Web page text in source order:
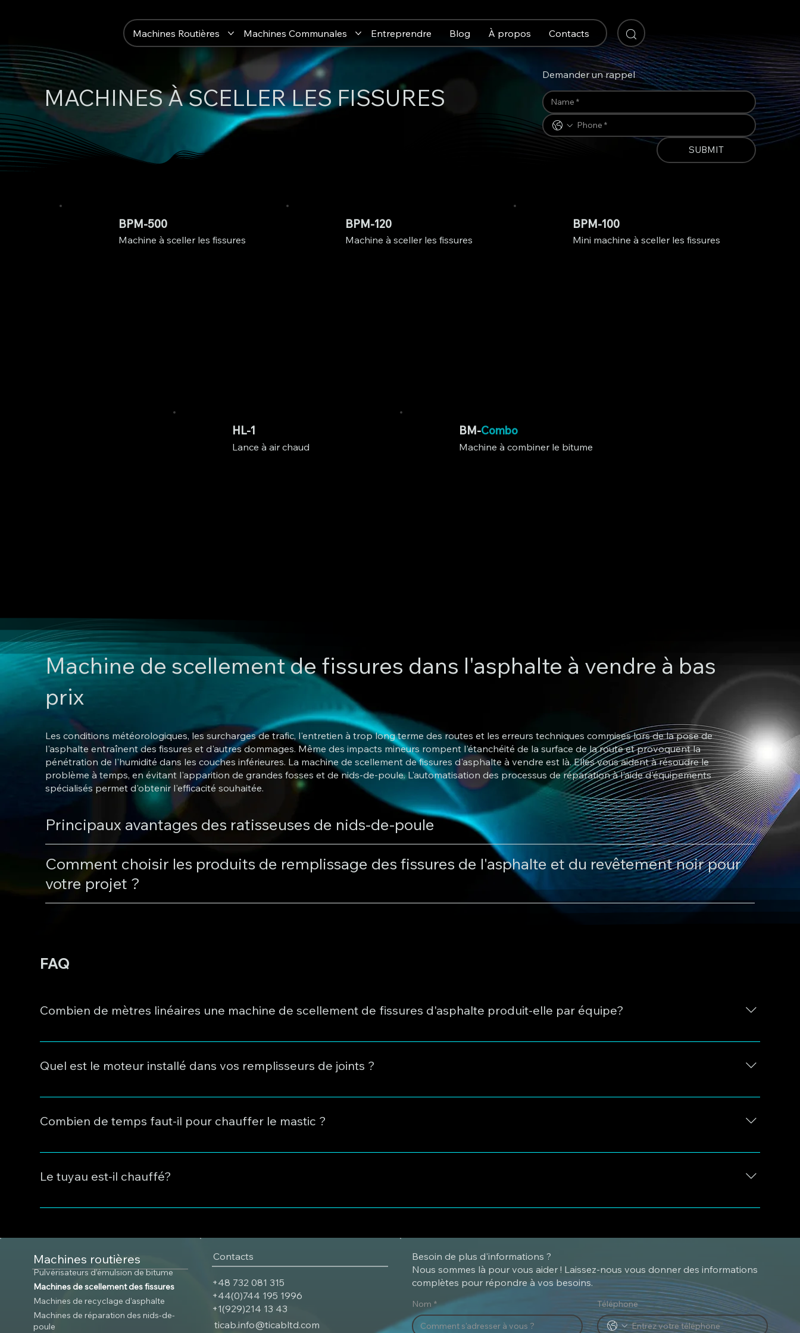
Machines Routières Machines Communales Entreprendre Blog À propos Contacts
Demander un rappel
SUBMIT
MACHINES À SCELLER LES FISSURES
BPM-500
Machine à sceller les fissures
BPM-120
Machine à sceller les fissures
BPM-100
Mini machine à sceller les fissures
HL-1
Lance à air chaud
BM-Combo
Machine à combiner le bitume
Machine de scellement de fissures dans l'asphalte à vendre à bas
prix
Les conditions météorologiques, les surcharges de trafic, l'entretien à trop long terme des routes et les erreurs techniques commises lors de la pose de
l'asphalte entraînent des fissures et d'autres dommages. Même des impacts mineurs rompent l'étanchéité de la surface de la route et provoquent la
pénétration de l'humidité dans les couches inférieures. La machine de scellement de fissures d'asphalte à vendre est là. Elles vous aident à résoudre le
problème à temps, en évitant l'apparition de grandes fosses et de nids-de-poule. L'automatisation des processus de réparation à l'aide d'équipements
spécialisés permet d'obtenir l'efficacité souhaitée.
Principaux avantages des ratisseuses de nids-de-poule
Comment choisir les produits de remplissage des fissures de l'asphalte et du revêtement noir pour
votre projet ?
FAQ
Combien de mètres linéaires une machine de scellement de fissures d'asphalte produit-elle par équipe?
La productivité moyenne des enduits bitumineux de TICAB est de 100 litres par heure. Des calculs précis peuvent être effectués si l'on connaît l'épaisseur (de 5
Quel est le moteur installé dans vos remplisseurs de joints ?
Nous installons des moteurs italiens et allemands dans nos machines à remplir les fissures de l'asphalte et du béton bitumineux. Ils garantissent la fiabilité de
Combien de temps faut-il pour chauffer le mastic ?
Le chauffage dure de 40 minutes à 2 heures, en fonction du mastic (chaque type de mastic a son propre point de fusion). En moyenne, le processus de chauffage
Le tuyau est-il chauffé?
Oui, il est chauffé. Par conséquent, le mastic ne gèle pas pendant les pauses. Il ne colle pas dans le système. Il n'y a donc pas de risque d'obstruction du système.
Machines routières
Pulvérisateurs d’émulsion de bitume
Machines de scellement des fissures
Machines de recyclage d’asphalte
Machines de réparation des nids-de-
poule
Contacts
+48 732 081 315
+44(0)744 195 1996
+1(929)214 13 43
ticab.info@ticabltd.com
Besoin de plus d'informations ?
Nous sommes là pour vous aider ! Laissez-nous vous donner des informations
complètes pour répondre à vos besoins.
Nom * Téléphone